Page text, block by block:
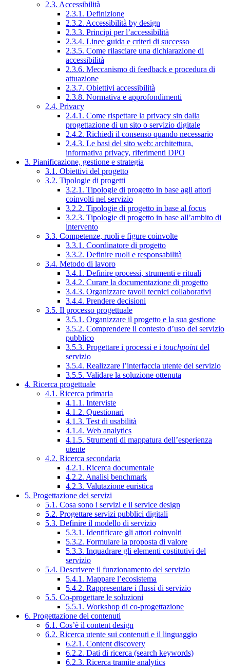
2.3. Accessibilità
2.3.1. Definizione
2.3.2. Accessibilità by design
2.3.3. Principi per l’accessibilità
2.3.4. Linee guida e criteri di successo
2.3.5. Come rilasciare una dichiarazione di
accessibilità
2.3.6. Meccanismo di feedback e procedura di
attuazione
2.3.7. Obiettivi accessibilità
2.3.8. Normativa e approfondimenti
2.4. Privacy
2.4.1. Come rispettare la privacy sin dalla
progettazione di un sito o servizio digitale
2.4.2. Richiedi il consenso quando necessario
2.4.3. Le basi del sito web: architettura,
informativa privacy, riferimenti DPO
3. Pianificazione, gestione e strategia
3.1. Obiettivi del progetto
3.2. Tipologie di progetti
3.2.1. Tipologie di progetto in base agli attori
coinvolti nel servizio
3.2.2. Tipologie di progetto in base al focus
3.2.3. Tipologie di progetto in base all’ambito di
intervento
3.3. Competenze, ruoli e figure coinvolte
3.3.1. Coordinatore di progetto
3.3.2. Definire ruoli e responsabilità
3.4. Metodo di lavoro
3.4.1. Definire processi, strumenti e rituali
3.4.2. Curare la documentazione di progetto
3.4.3. Organizzare tavoli tecnici collaborativi
3.4.4. Prendere decisioni
3.5. Il processo progettuale
3.5.1. Organizzare il progetto e la sua gestione
3.5.2. Comprendere il contesto d’uso del servizio
pubblico
3.5.3. Progettare i processi e i touchpointdel
servizio
3.5.4. Realizzare l’interfaccia utente del servizio
3.5.5. Validare la soluzione ottenuta
4. Ricerca progettuale
4.1. Ricerca primaria
4.1.1. Interviste
4.1.2. Questionari
4.1.3. Test di usabilità
4.1.4. Web analytics
4.1.5. Strumenti di mappatura dell’esperienza
utente
4.2. Ricerca secondaria
4.2.1. Ricerca documentale
4.2.2. Analisi benchmark
4.2.3. Valutazione euristica
5. Progettazione dei servizi
5.1. Cosa sono i servizi e il service design
5.2. Progettare servizi pubblici digitali
5.3. Definire il modello di servizio
5.3.1. Identificare gli attori coinvolti
5.3.2. Formulare la proposta di valore
5.3.3. Inquadrare gli elementi costitutivi del
servizio
5.4. Descrivere il funzionamento del servizio
5.4.1. Mappare l’ecosistema
5.4.2. Rappresentare i flussi di servizio
5.5. Co-progettare le soluzioni
5.5.1. Workshop di co-progettazione
6. Progettazione dei contenuti
6.1. Cos’è il content design
6.2. Ricerca utente sui contenuti e il linguaggio
6.2.1. Content discovery
6.2.2. Dati di ricerca (search keywords)
6.2.3. Ricerca tramite analytics